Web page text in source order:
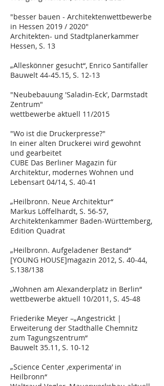
"besser bauen - Architektenwettbewerbe
in Hessen 2019 / 2020"
Architekten- und Stadtplanerkammer
Hessen, S. 13
„Alleskönner gesucht“, Enrico Santifaller
Bauwelt 44-45.15, S. 12-13
"Neubebauung 'Saladin-Eck', Darmstadt
Zentrum"
wettbewerbe aktuell 11/2015
"Wo ist die Druckerpresse?"
In einer alten Druckerei wird gewohnt
und gearbeitet
CUBE Das Berliner Magazin für
Architektur, modernes Wohnen und
Lebensart 04/14, S. 40-41
„Heilbronn. Neue Architektur“
Markus Löffelhardt, S. 56-57,
Architektenkammer Baden-Württemberg,
Edition Quadrat
„Heilbronn. Aufgeladener Bestand“
[YOUNG HOUSE]magazin 2012, S. 40-44,
S.138/138
„Wohnen am Alexanderplatz in Berlin“
wettbewerbe aktuell 10/2011, S. 45-48
Friederike Meyer –„Angestrickt |
Erweiterung der Stadthalle Chemnitz
zum Tagungszentrum“
Bauwelt 35.11, S. 10-12
„Science Center ‚experimenta’ in
Heilbronn“